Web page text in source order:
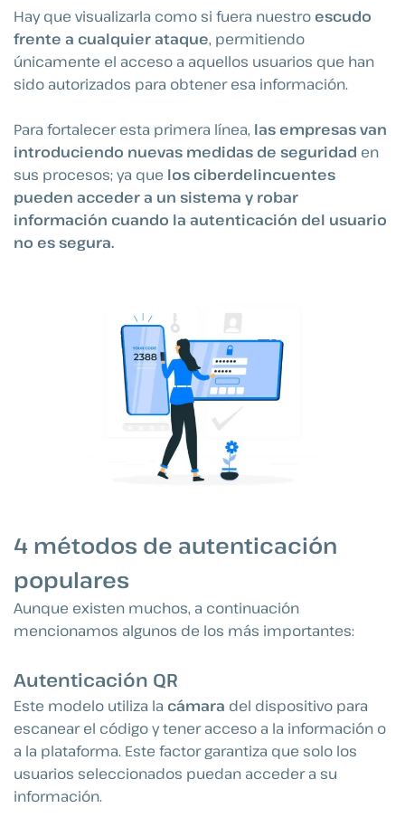
Hay que visualizarla como si fuera nuestro escudo
frente a cualquier ataque, permitiendo
únicamente el acceso a aquellos usuarios que han
sido autorizados para obtener esa información.
Para fortalecer esta primera línea, las empresas van
introduciendo nuevas medidas de seguridad en
sus procesos; ya que los ciberdelincuentes
pueden acceder a un sistema y robar
información cuando la autenticación del usuario
no es segura.
4 métodos de autenticación
populares
Aunque existen muchos, a continuación
mencionamos algunos de los más importantes:
Autenticación QR
Este modelo utiliza la cámara del dispositivo para
escanear el código y tener acceso a la información o
a la plataforma. Este factor garantiza que solo los
usuarios seleccionados puedan acceder a su
información.